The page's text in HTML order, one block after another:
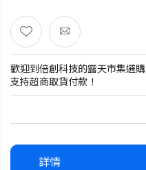
歡迎到倍創科技的露天市集選購
支持超商取貨付款！
詳情